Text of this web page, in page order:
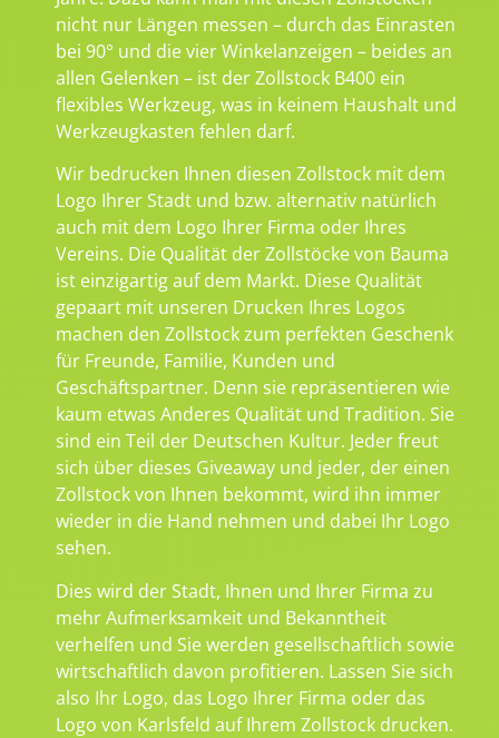
nicht nur Längen messen – durch das Einrasten
bei 90° und die vier Winkelanzeigen – beides an
allen Gelenken – ist der Zollstock B400 ein
flexibles Werkzeug, was in keinem Haushalt und
Werkzeugkasten fehlen darf.
Wir bedrucken Ihnen diesen Zollstock mit dem
Logo Ihrer Stadt und bzw. alternativ natürlich
auch mit dem Logo Ihrer Firma oder Ihres
Vereins. Die Qualität der Zollstöcke von Bauma
ist einzigartig auf dem Markt. Diese Qualität
gepaart mit unseren Drucken Ihres Logos
machen den Zollstock zum perfekten Geschenk
für Freunde, Familie, Kunden und
Geschäftspartner. Denn sie repräsentieren wie
kaum etwas Anderes Qualität und Tradition. Sie
sind ein Teil der Deutschen Kultur. Jeder freut
sich über dieses Giveaway und jeder, der einen
Zollstock von Ihnen bekommt, wird ihn immer
wieder in die Hand nehmen und dabei Ihr Logo
sehen.
Dies wird der Stadt, Ihnen und Ihrer Firma zu
mehr Aufmerksamkeit und Bekanntheit
verhelfen und Sie werden gesellschaftlich sowie
wirtschaftlich davon profitieren. Lassen Sie sich
also Ihr Logo, das Logo Ihrer Firma oder das
Logo von Karlsfeld auf Ihrem Zollstock drucken.